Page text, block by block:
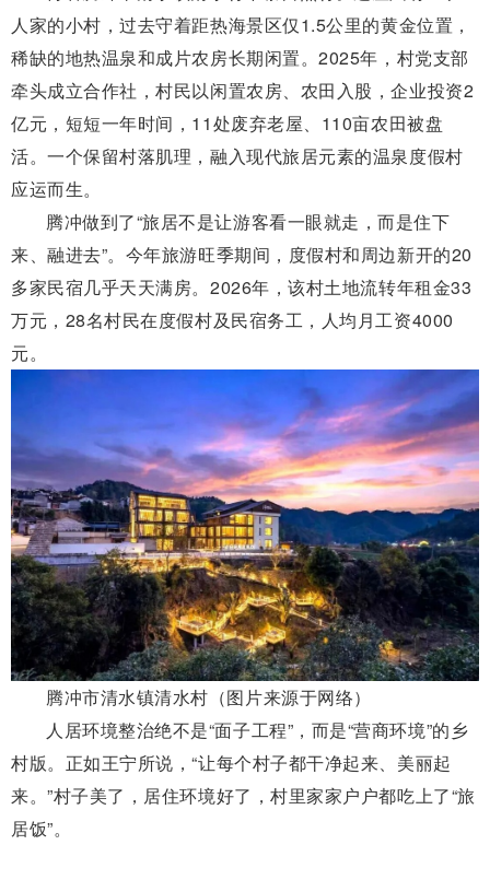
人家的小村，过去守着距热海景区仅1.5公里的黄金位置，
稀缺的地热温泉和成片农房长期闲置。2025年，村党支部
牵头成立合作社，村民以闲置农房、农田入股，企业投资2
亿元，短短一年时间，11处废弃老屋、110亩农田被盘
活。一个保留村落肌理，融入现代旅居元素的温泉度假村
应运而生。
腾冲做到了“旅居不是让游客看一眼就走，而是住下
来、融进去”。今年旅游旺季期间，度假村和周边新开的20
多家民宿几乎天天满房。2026年，该村土地流转年租金33
万元，28名村民在度假村及民宿务工，人均月工资4000
元。
腾冲市清水镇清水村（图片来源于网络）
人居环境整治绝不是“面子工程”，而是“营商环境”的乡
村版。正如王宁所说，“让每个村子都干净起来、美丽起
来。”村子美了，居住环境好了，村里家家户户都吃上了“旅
居饭”。